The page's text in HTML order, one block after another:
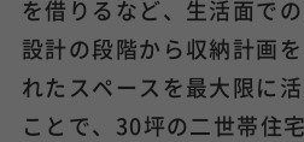
を借りるなど、生活面で
設計の段階から収納計画
れたスペースを最大限に
ことで、30坪の二世帯住